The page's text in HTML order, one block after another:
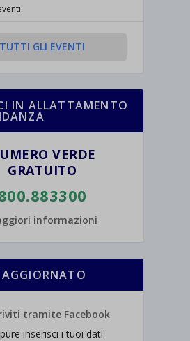
TUTTI GLI EVENTI
IN ALLATTAMENTO
VERDE
GRATUITO
informazioni
inserisci i tuoi dati: